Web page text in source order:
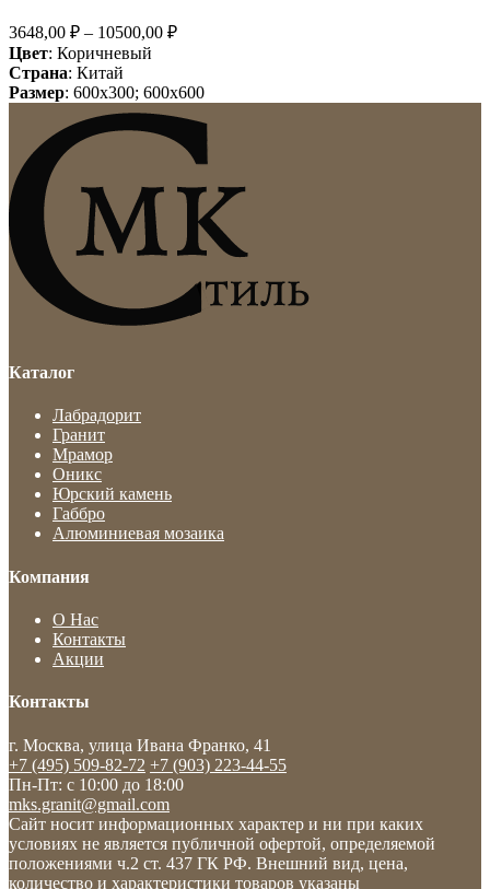
3648,00 ₽ – 10500,00 ₽
Цвет: Коричневый
Страна: Китай
Размер: 600x300; 600x600
Каталог
Лабрадорит
Гранит
Мрамор
Оникс
Юрский камень
Габбро
Алюминиевая мозаика
Компания
О Нас
Контакты
Акции
Контакты
г. Москва, улица Ивана Франко, 41
+7 (495) 509-82-72 +7 (903) 223-44-55
Пн-Пт: c 10:00 до 18:00
mks.granit@gmail.com
Сайт носит информационных характер и ни при каких
условиях не является публичной офертой, определяемой
положениями ч.2 ст. 437 ГК РФ. Внешний вид, цена,
количество и характеристики товаров указаны